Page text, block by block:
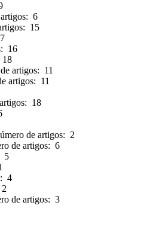
6
15
16
18
artigos: 11
artigos: 11
18
de artigos: 2
de artigos: 6
5
4
de artigos: 3